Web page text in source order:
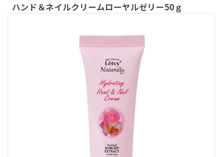
ハンド＆ネイルクリームローヤルゼリー50ｇ